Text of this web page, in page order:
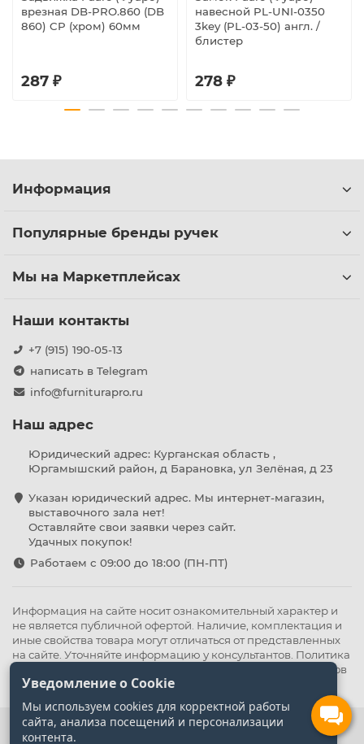
врезная DB-PRO.860 (DB
860) CP (хром) 60мм
287 ₽
навесной PL-UNI-0350
3key (PL-03-50) англ. /
блистер
278 ₽
Информация
Популярные бренды ручек
Мы на Маркетплейсах
Наши контакты
+7 (915) 190-05-13
написать в Telegram
info@furniturapro.ru
Наш адрес
Юридический адрес: Курганская область ,
Юргамышский район, д Барановка, ул Зелёная, д 23
Указан юридический адрес. Мы интернет-магазин,
выставочного зала нет!
Оставляйте свои заявки через сайт.
Удачных покупок!
Работаем с 09:00 до 18:00 (ПН-ПТ)
Информация на сайте носит ознакомительный характер и
не является публичной офертой. Наличие, комплектация и
иные свойства товара могут отличаться от представленных
на сайте. Уточняйте информацию у консультантов. Политика
Политика обработки файлов
cookie
Уведомление о Cookie
Мы используем cookies для корректной работы
сайта, анализа посещений и персонализации
контента.